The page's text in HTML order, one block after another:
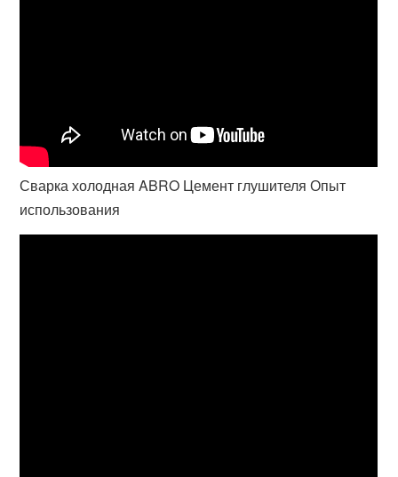
Сварка холодная ABRO Цемент глушителя Опыт
использования